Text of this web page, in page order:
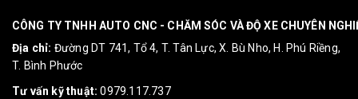
CÔNG TY TNHH AUTO CNC - CHĂM SÓC VÀ ĐỘ XE CHUYÊN
Địa chỉ: Đường DT 741, Tổ 4, T. Tân Lực, X. Bù Nho, H. Phú Riềng,
T. Bình Phước
Tư vấn kỹ thuật: 0979.117.737